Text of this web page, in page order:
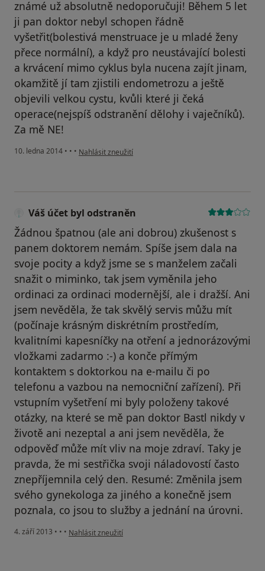
známé už absolutně nedoporučuji! Během 5 let
ji pan doktor nebyl schopen řádně
vyšetřit(bolestivá menstruace je u mladé ženy
přece normální), a když pro neustávající bolesti
a krvácení mimo cyklus byla nucena zajít jinam,
okamžitě jí tam zjistili endometrozu a ještě
objevili velkou cystu, kvůli které ji čeká
operace(nejspíš odstranění dělohy i vaječníků).
Za mě NE!
10. ledna 2014 • • • podle názoru uživatele Váš účet byl odstraněn
Nahlásit zneužití
Váš účet byl odstraněn
Žádnou špatnou (ale ani dobrou) zkušenost s
panem doktorem nemám. Spíše jsem dala na
svoje pocity a když jsme se s manželem začali
snažit o miminko, tak jsem vyměnila jeho
ordinaci za ordinaci modernější, ale i dražší. Ani
jsem nevěděla, že tak skvělý servis můžu mít
(počínaje krásným diskrétním prostředím,
kvalitními kapesníčky na otření a jednorázovými
vložkami zadarmo :-) a konče přímým
kontaktem s doktorkou na e-mailu či po
telefonu a vazbou na nemocniční zařízení). Při
vstupním vyšetření mi byly položeny takové
otázky, na které se mě pan doktor Bastl nikdy v
životě ani nezeptal a ani jsem nevěděla, že
odpověď může mít vliv na moje zdraví. Taky je
pravda, že mi sestřička svoji náladovostí často
znepříjemnila celý den. Resumé: Změnila jsem
svého gynekologa za jiného a konečně jsem
poznala, co jsou to služby a jednání na úrovni.
4. září 2013 • • • podle názoru uživatele Váš účet byl odstraněn
Nahlásit zneužití